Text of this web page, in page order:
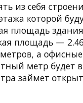
из себя
которой
площадь здания
площадь —
а
метр будет
займет